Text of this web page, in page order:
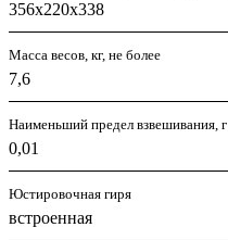
356х220х338
Масса весов, кг, не более
7,6
Наименьший предел взвешивания, г
0,01
Юстировочная гиря
встроенная